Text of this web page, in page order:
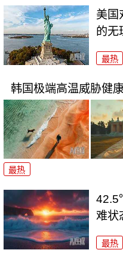
美国
的无
最热
韩国极端高温威胁健
最热
难状
最热